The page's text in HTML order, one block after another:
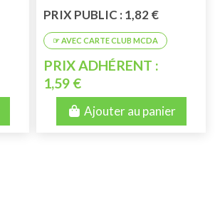
PRIX PUBLIC : 1,82 €
PRIX ADHÉRENT :
1,59 €
Ajouter au panier